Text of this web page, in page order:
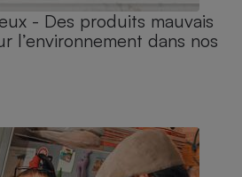
- Des produits mauvais
l’environnement dans nos